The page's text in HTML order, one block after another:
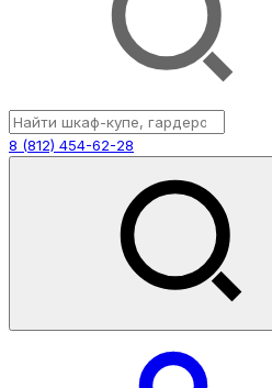
8 (812) 454-62-28